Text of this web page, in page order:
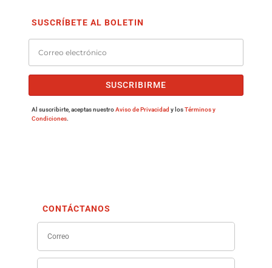
SUSCRÍBETE AL BOLETIN
SUSCRIBIRME
Al suscribirte, aceptas nuestroAviso de Privacidad y losTérminos y
Condiciones.
CONTÁCTANOS